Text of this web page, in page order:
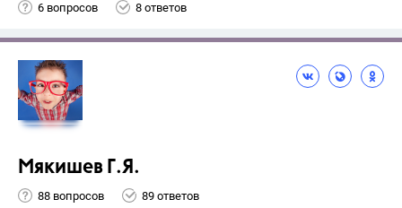
6 вопросов 8 ответов
Мякишев Г.Я.
88 вопросов 89 ответов